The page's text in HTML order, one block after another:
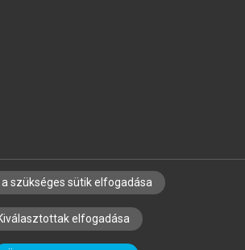
CÉGEKNEK KÖNYVTÁROSOKNAK
ÉS LEKTORÁLÁSI ALAPELVEK
a szükséges sütik elfogadása
elfogadása